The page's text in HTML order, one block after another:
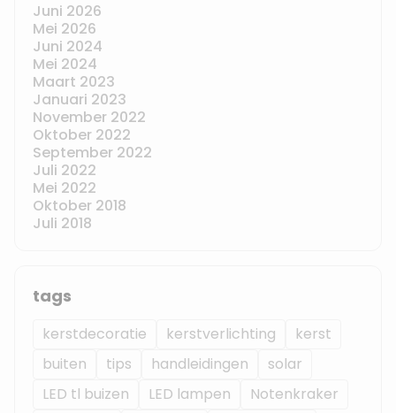
Juni 2026
Mei 2026
Juni 2024
Mei 2024
Maart 2023
Januari 2023
November 2022
Oktober 2022
September 2022
Juli 2022
Mei 2022
Oktober 2018
Juli 2018
tags
kerstdecoratie kerstverlichting
kerst
buiten
tips handleidingen
solar
LED tl buizen
LED lampen
Notenkraker